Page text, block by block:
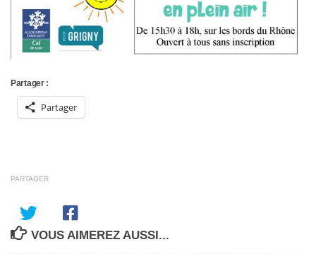
Partager :
Partager
PARTAGER
VOUS AIMEREZ AUSSI...